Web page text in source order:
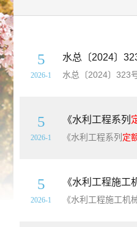
5
2026-1
水总〔2024〕323号《水利部关于发布〈水利工程设
5
2026-1
《水利工程系列
《水利工程系列 定
5
2026-1
《水利工程施工
《水利工程施工机